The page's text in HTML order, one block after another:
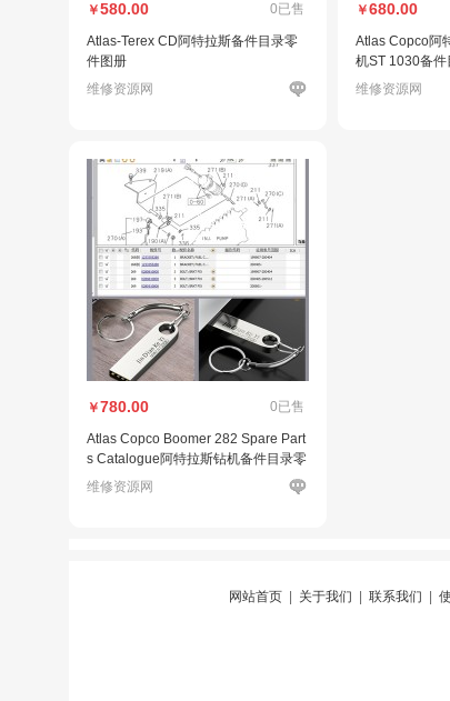
￥580.00 0已售
Atlas-Terex CD阿特拉斯备件目录零
件图册
维修资源网
￥680.00
Atlas Copco阿
机ST 1030备
维修资源网
￥780.00 0已售
Atlas Copco Boomer 282 Spare Part
s Catalogue阿特拉斯钻机备件目录零
件手册
维修资源网
网站首页 关于我们 联系我们